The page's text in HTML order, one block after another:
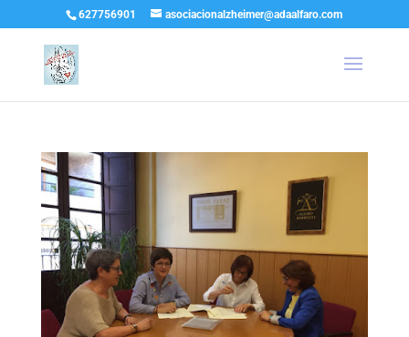
627756901 asociacionalzheimer@adaalfaro.com